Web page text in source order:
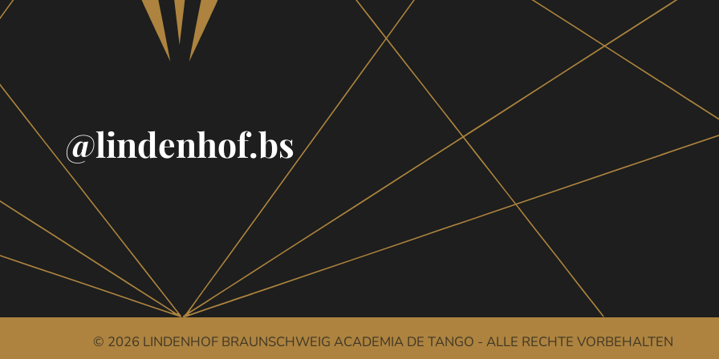
Footer
@lindenhof.bs
© 2026 LINDENHOF BRAUNSCHWEIG ACADEMIA DE TANGO - ALLE RECHTE VORBEHALTEN